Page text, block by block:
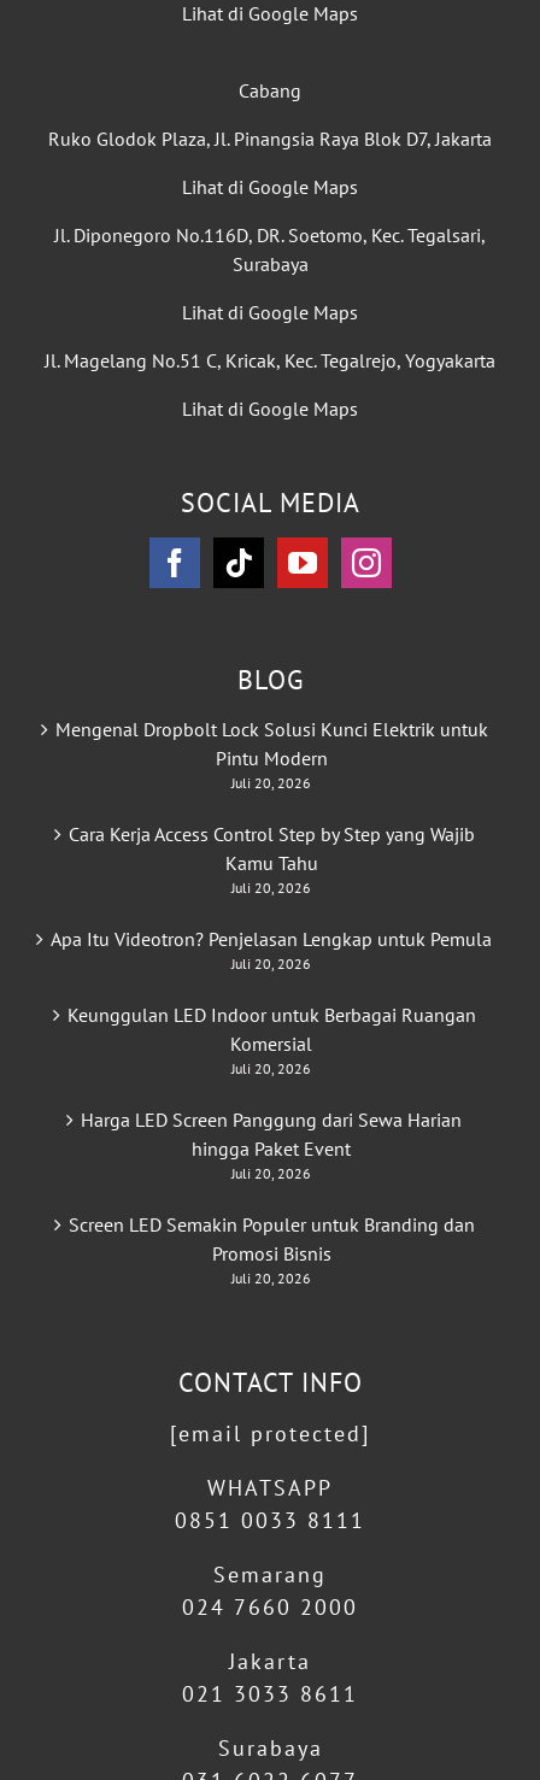
Lihat di Google Maps
Cabang
Ruko Glodok Plaza, Jl. Pinangsia Raya Blok D7, Jakarta
Lihat di Google Maps
Jl. Diponegoro No.116D, DR. Soetomo, Kec. Tegalsari,
Surabaya
Lihat di Google Maps
Jl. Magelang No.51 C, Kricak, Kec. Tegalrejo, Yogyakarta
Lihat di Google Maps
SOCIAL MEDIA
BLOG
Mengenal Dropbolt Lock Solusi Kunci Elektrik untuk
Pintu Modern
Juli 20, 2026
Cara Kerja Access Control Step by Step yang Wajib
Kamu Tahu
Juli 20, 2026
Apa Itu Videotron? Penjelasan Lengkap untuk Pemula
Juli 20, 2026
Keunggulan LED Indoor untuk Berbagai Ruangan
Komersial
Juli 20, 2026
Harga LED Screen Panggung dari Sewa Harian
hingga Paket Event
Juli 20, 2026
Screen LED Semakin Populer untuk Branding dan
Promosi Bisnis
Juli 20, 2026
CONTACT INFO
[email protected]
WHATSAPP
0851 0033 8111
Semarang
024 7660 2000
Jakarta
021 3033 8611
Surabaya